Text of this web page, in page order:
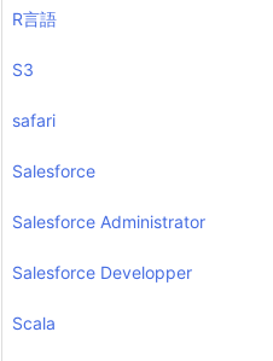
R言語
S3
safari
Salesforce
Salesforce Administrator
Salesforce Developper
Scala